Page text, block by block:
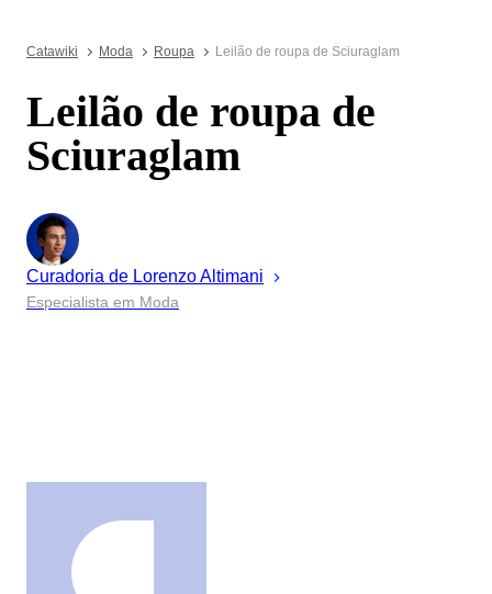
Catawiki Moda Roupa Leilão de roupa de Sciuraglam
Leilão de roupa de
Sciuraglam
Curadoria de LorenzoAltimani
Especialista em Moda